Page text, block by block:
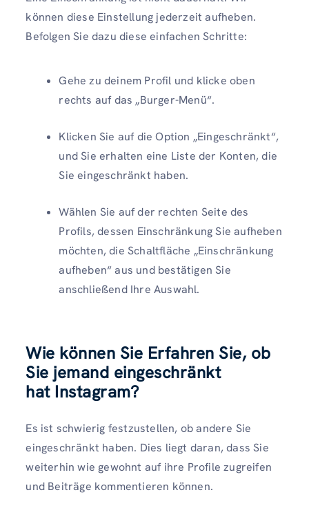
können diese Einstellung jederzeit aufheben.
Befolgen Sie dazu diese einfachen Schritte:
Gehe zu deinem Profil und klicke oben
rechts auf das „Burger-Menü“.
Klicken Sie auf die Option „Eingeschränkt“,
und Sie erhalten eine Liste der Konten, die
Sie eingeschränkt haben.
Wählen Sie auf der rechten Seite des
Profils, dessen Einschränkung Sie aufheben
möchten, die Schaltfläche „Einschränkung
aufheben“ aus und bestätigen Sie
anschließend Ihre Auswahl.
Wie können Sie Erfahren Sie, ob
Sie jemand eingeschränkt
hat Instagram?
Es ist schwierig festzustellen, ob andere Sie
eingeschränkt haben. Dies liegt daran, dass Sie
weiterhin wie gewohnt auf ihre Profile zugreifen
und Beiträge kommentieren können.